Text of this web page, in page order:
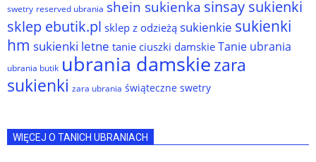
swetry reserved ubrania shein sukienka sinsay sukienki
sklep ebutik.pl sklep z odzieżą sukienkie sukienki
hm sukienki letne tanie ciuszki damskie Tanie ubrania
ubrania butik ubrania damskiezara
sukienki zara ubrania świąteczne swetry
WIĘCEJ O TANICH UBRANIACH